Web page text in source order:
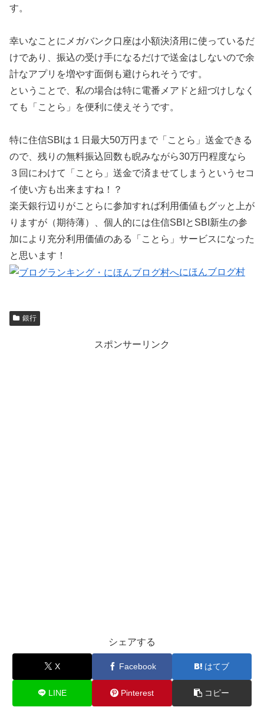
す。
幸いなことにメガバンク口座は小額決済用に使っているだ
けであり、振込の受け手になるだけで送金はしないので余
計なアプリを増やす面倒も避けられそうです。
ということで、私の場合は特に電番メアドと紐づけしなく
ても「ことら」を便利に使えそうです。
特に住信SBIは１日最大50万円まで「ことら」送金できる
ので、残りの無料振込回数も睨みながら30万円程度なら
３回にわけて「ことら」送金で済ませてしまうというセコ
イ使い方も出来ますね！？
楽天銀行辺りがことらに参加すれば利用価値もグッと上が
りますが（期待薄）、個人的には住信SBIとSBI新生の参
加により充分利用価値のある「ことら」サービスになった
と思います！
にほんブログ村
銀行
スポンサーリンク
シェアする
X Facebook はてブ
LINE Pinterest コピー